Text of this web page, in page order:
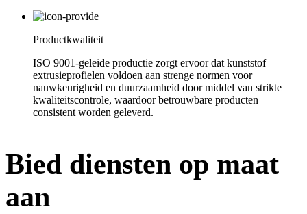
Productkwaliteit
ISO 9001-geleide productie zorgt ervoor dat kunststof
extrusieprofielen voldoen aan strenge normen voor
nauwkeurigheid en duurzaamheid door middel van strikte
kwaliteitscontrole, waardoor betrouwbare producten
consistent worden geleverd.
Bied diensten op maat
aan